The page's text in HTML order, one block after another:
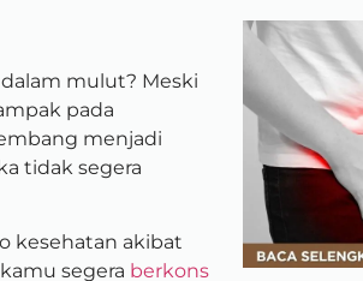
mulut? Meski
pada
menjadi
tidak segera
kesehatan akibat
segera berkons